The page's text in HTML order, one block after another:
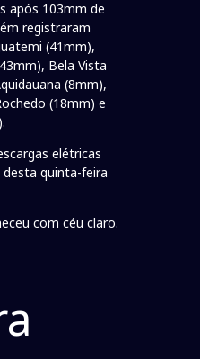
após 103mm de
registraram
(41mm),
Bela Vista
(8mm),
(18mm) e
elétricas
quinta-feira
com céu claro.